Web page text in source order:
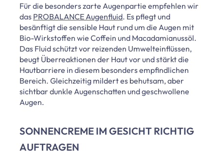
Für die besonders zarte Augenpartie empfehlen wir
das PROBALANCE Augenfluid. Es pflegt und
besänftigt die sensible Haut rund um die Augen mit
Bio-Wirkstoffen wie Coffein und Macadamianussöl.
Das Fluid schützt vor reizenden Umwelteinflüssen,
beugt Überreaktionen der Haut vor und stärkt die
Hautbarriere in diesem besonders empfindlichen
Bereich. Gleichzeitig mildert es behutsam, aber
sichtbar dunkle Augenschatten und geschwollene
Augen.
SONNENCREME IM GESICHT RICHTIG
AUFTRAGEN